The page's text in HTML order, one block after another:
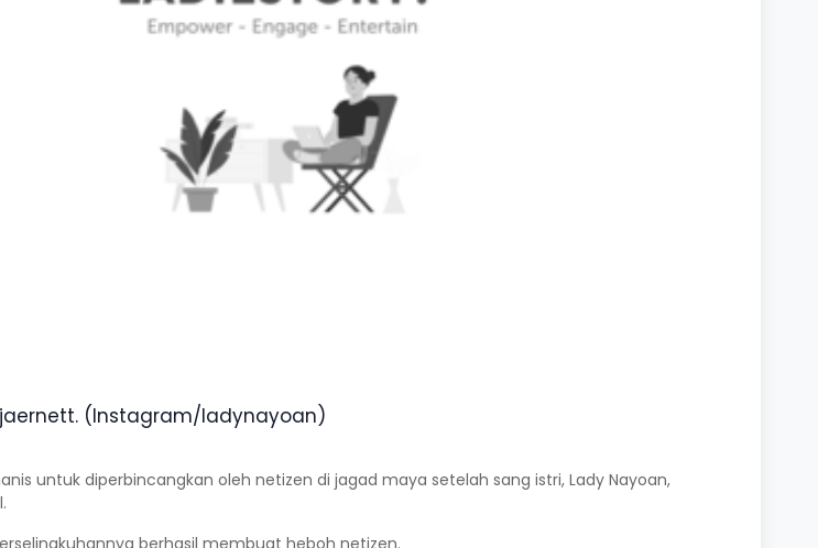
(Instagram/ladynayoan)
untuk diperbincangkan oleh netizen di jagad maya setelah sang istri, Lady Nayoan,
berhasil membuat heboh netizen.